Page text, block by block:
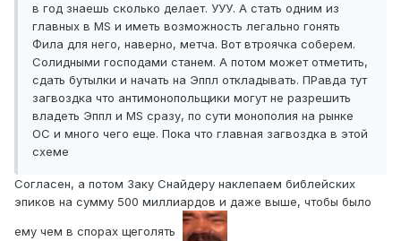
в год знаешь сколько делает. УУУ. А стать одним из
главных в MS и иметь возможность легально гонять
Фила для него, наверно, метча. Вот втроячка соберем.
Солидными господами станем. А потом может отметить,
сдать бутылки и начать на Эппл откладывать. ПРавда тут
загвоздка что антимонопольщики могут не разрешить
владеть Эппл и MS сразу, по сути монополия на рынке
ОС и много чего еще. Пока что главная загвоздка в этой
схеме
Согласен, а потом Заку Снайдеру наклепаем библейских
эпиков на сумму 500 миллиардов и даже выше, чтобы было
ему чем в спорах щеголять